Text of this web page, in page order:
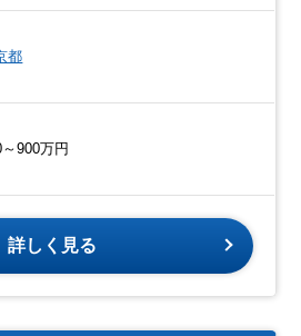
都
900万円
詳しく見る